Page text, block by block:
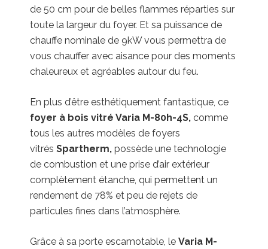
de 50 cm pour de belles flammes réparties sur
toute la largeur du foyer. Et sa puissance de
chauffe nominale de 9kW vous permettra de
vous chauffer avec aisance pour des moments
chaleureux et agréables autour du feu.
En plus d’être esthétiquement fantastique, ce
foyer à bois vitré Varia M-80h-4S, comme
tous les autres modèles de foyers
vitrés Spartherm, possède une technologie
de combustion et une prise d’air extérieur
complètement étanche, qui permettent un
rendement de 78% et peu de rejets de
particules fines dans l’atmosphère.
Grâce à sa porte escamotable, le Varia M-